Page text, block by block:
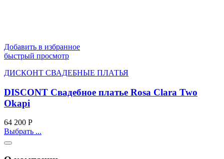
Добавить в избранное
быстрый просмотр
ДИСКОНТ СВАДЕБНЫЕ ПЛАТЬЯ
DISCONT Свадебное платье Rosa Clara Two
Okapi
64 200 Р
Выбрать ...